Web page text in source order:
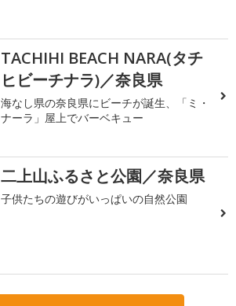
TACHIHI BEACH NARA(タチ
ヒビーチナラ)／奈良県
海なし県の奈良県にビーチが誕生、「ミ・
ナーラ」屋上でバーベキュー
二上山ふるさと公園／奈良県
子供たちの遊びがいっぱいの自然公園